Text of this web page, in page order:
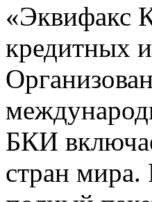
«Эквифакс
кредитных
БКИ
стран мира.